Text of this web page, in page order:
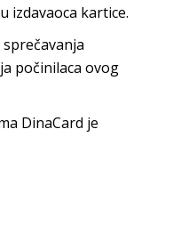
izdavaoca kartice.
počinilaca ovog
DinaCard je